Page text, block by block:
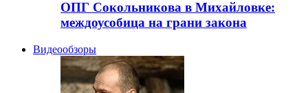
ОПГ Сокольникова в Михайловке:
междоусобица на грани закона
Видеообзоры